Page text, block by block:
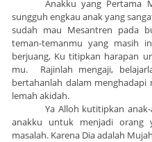
Anakku yang Pertama
sungguh engkau anak yang
sudah mau Mesantren pada
teman-temanmu yang masih
berjuang, Ku titipkan harapan
mu. Rajinlah mengaji,
bertahanlah dalam menghadapi
lemah akidah.
Ya Alloh kutitipkan
anakku untuk menjadi orang
masalah. Karena Dia adalah